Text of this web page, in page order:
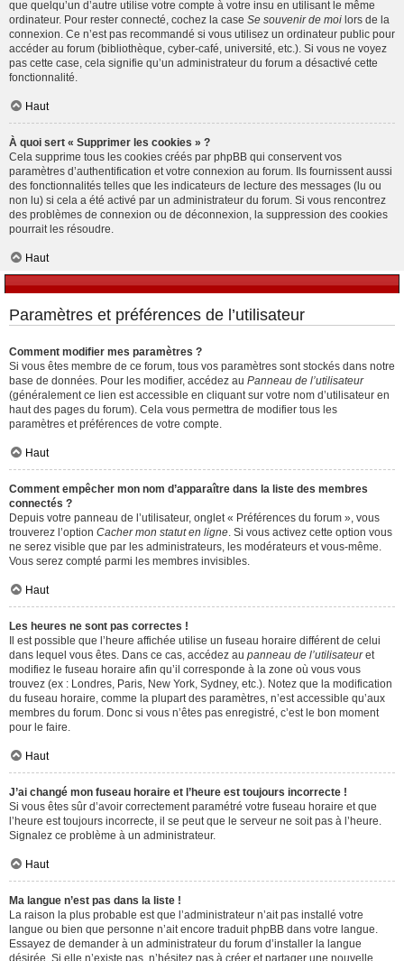
que quelqu’un d’autre utilise votre compte à votre insu en utilisant le même
ordinateur. Pour rester connecté, cochez la case Se souvenir de moi lors de la
connexion. Ce n’est pas recommandé si vous utilisez un ordinateur public pour
accéder au forum (bibliothèque, cyber-café, université, etc.). Si vous ne voyez
pas cette case, cela signifie qu’un administrateur du forum a désactivé cette
fonctionnalité.
Haut
À quoi sert « Supprimer les cookies » ?
Cela supprime tous les cookies créés par phpBB qui conservent vos
paramètres d’authentification et votre connexion au forum. Ils fournissent aussi
des fonctionnalités telles que les indicateurs de lecture des messages (lu ou
non lu) si cela a été activé par un administrateur du forum. Si vous rencontrez
des problèmes de connexion ou de déconnexion, la suppression des cookies
pourrait les résoudre.
Haut
Paramètres et préférences de l’utilisateur
Comment modifier mes paramètres ?
Si vous êtes membre de ce forum, tous vos paramètres sont stockés dans notre
base de données. Pour les modifier, accédez au Panneau de l’utilisateur
(généralement ce lien est accessible en cliquant sur votre nom d’utilisateur en
haut des pages du forum). Cela vous permettra de modifier tous les
paramètres et préférences de votre compte.
Haut
Comment empêcher mon nom d’apparaître dans la liste des membres
connectés ?
Depuis votre panneau de l’utilisateur, onglet « Préférences du forum », vous
trouverez l’option Cacher mon statut en ligne . Si vous activez cette option vous
ne serez visible que par les administrateurs, les modérateurs et vous-même.
Vous serez compté parmi les membres invisibles.
Haut
Les heures ne sont pas correctes !
Il est possible que l’heure affichée utilise un fuseau horaire différent de celui
dans lequel vous êtes. Dans ce cas, accédez au panneau de l’utilisateuret
modifiez le fuseau horaire afin qu’il corresponde à la zone où vous vous
trouvez (ex : Londres, Paris, New York, Sydney, etc.). Notez que la modification
du fuseau horaire, comme la plupart des paramètres, n’est accessible qu’aux
membres du forum. Donc si vous n’êtes pas enregistré, c’est le bon moment
pour le faire.
Haut
J’ai changé mon fuseau horaire et l’heure est toujours incorrecte !
Si vous êtes sûr d’avoir correctement paramétré votre fuseau horaire et que
l’heure est toujours incorrecte, il se peut que le serveur ne soit pas à l’heure.
Signalez ce problème à un administrateur.
Haut
Ma langue n’est pas dans la liste !
La raison la plus probable est que l’administrateur n’ait pas installé votre
langue ou bien que personne n’ait encore traduit phpBB dans votre langue.
Essayez de demander à un administrateur du forum d’installer la langue
désirée. Si elle n’existe pas, n’hésitez pas à créer et partager une nouvelle